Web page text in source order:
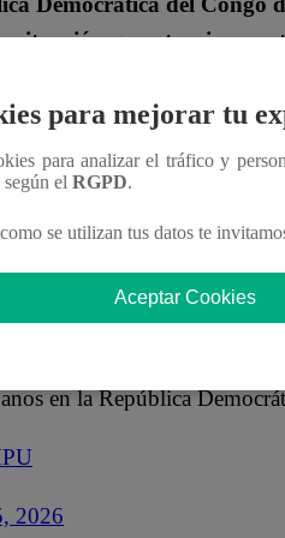
que atraviesan
siete peruanos que fueron
su asilo y refugio en
a fin de emitir
del Congo y
en la República
2026
para mejorar tu
para analizar el tráfico y
según el RGPD.
se utilizan tus datos te
Aceptar Cookies